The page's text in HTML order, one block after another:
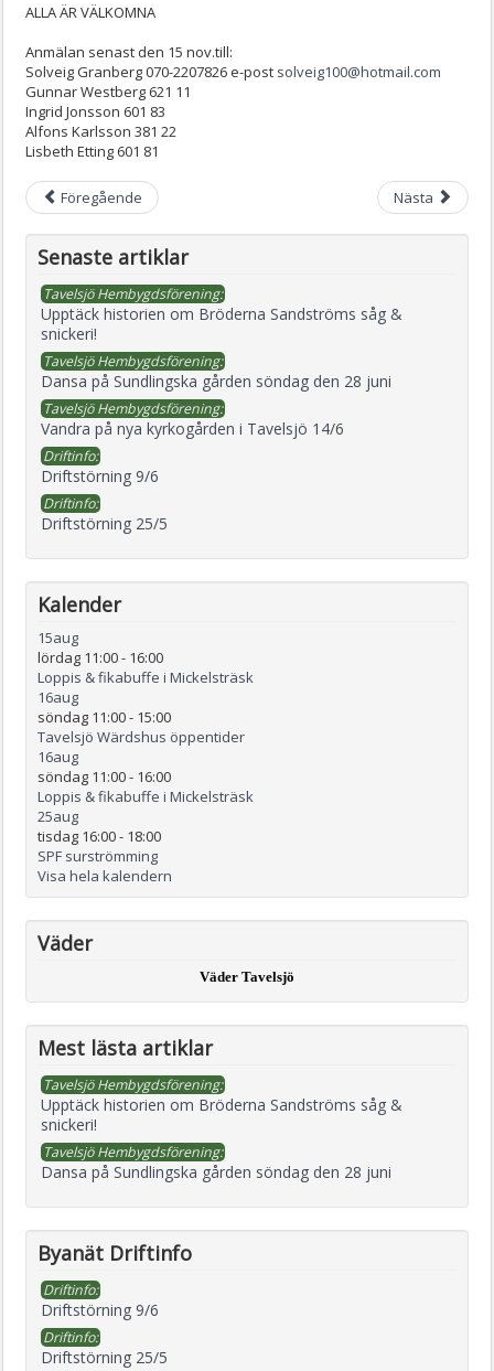
ALLA ÄR VÄLKOMNA
Anmälan senast den 15 nov.till:
Solveig Granberg 070-2207826 e-post solveig100@hotmail.com
Gunnar Westberg 621 11
Ingrid Jonsson 601 83
Alfons Karlsson 381 22
Lisbeth Etting 601 81
Föregående Nästa
Senaste artiklar
Tavelsjö Hembygdsförening:
Upptäck historien om Bröderna Sandströms såg &
snickeri!
Tavelsjö Hembygdsförening:
Dansa på Sundlingska gården söndag den 28 juni
Tavelsjö Hembygdsförening:
Vandra på nya kyrkogården i Tavelsjö 14/6
Driftinfo:
Driftstörning 9/6
Driftinfo:
Driftstörning 25/5
Kalender
15aug
lördag 11:00- 16:00
Loppis & fikabuffe i Mickelsträsk
16aug
söndag 11:00- 15:00
Tavelsjö Wärdshus öppentider
16aug
söndag 11:00- 16:00
Loppis & fikabuffe i Mickelsträsk
25aug
tisdag 16:00- 18:00
SPF surströmming
Visa hela kalendern
Väder
Väder Tavelsjö
Mest lästa artiklar
Tavelsjö Hembygdsförening:
Upptäck historien om Bröderna Sandströms såg &
snickeri!
Tavelsjö Hembygdsförening:
Dansa på Sundlingska gården söndag den 28 juni
Byanät Driftinfo
Driftinfo:
Driftstörning 9/6
Driftinfo:
Driftstörning 25/5